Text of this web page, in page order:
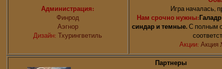
Администрация:
Финрод
Аэгнор
Дизайн:Тхурингветиль
Игра началась,
Нам срочно нужны:
синдар и темные.С полным
Акции: Акция
Партнеры